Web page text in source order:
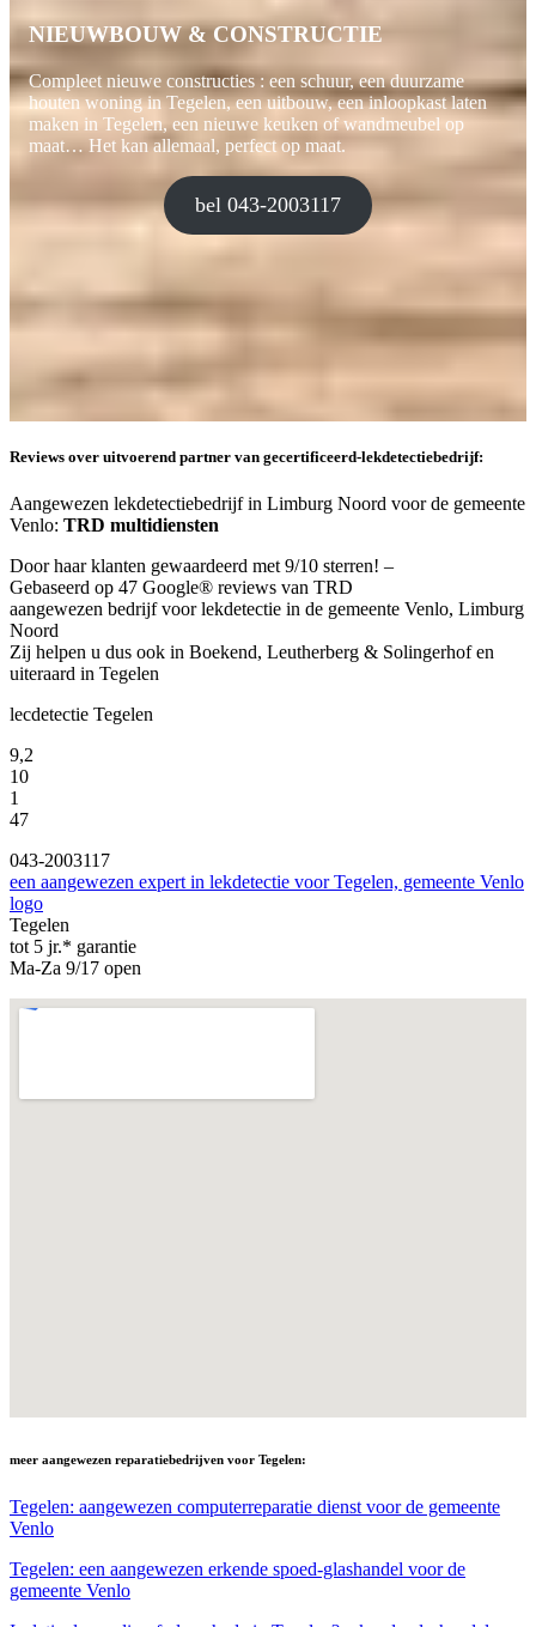
NIEUWBOUW & CONSTRUCTIE
Compleet nieuwe constructies : een schuur, een duurzame
houten woning in Tegelen, een uitbouw, een inloopkast laten
maken in Tegelen, een nieuwe keuken of wandmeubel op
maat… Het kan allemaal, perfect op maat.
bel 043-2003117
Reviews over uitvoerend partner van gecertificeerd-lekdetectiebedrijf:
Aangewezen lekdetectiebedrijf in Limburg Noord voor de gemeente
Venlo: TRD multidiensten
Door haar klanten gewaardeerd met 9/10 sterren! –
Gebaseerd op 47 Google® reviews van TRD
aangewezen bedrijf voor lekdetectie in de gemeente Venlo, Limburg
Noord
Zij helpen u dus ook in Boekend, Leutherberg & Solingerhof en
uiteraard in Tegelen
lecdetectie Tegelen
9,2
10
1
47
043-2003117
een aangewezen expert in lekdetectie voor Tegelen, gemeente Venlo
logo
Tegelen
tot 5 jr.* garantie
Ma-Za 9/17 open
meer aangewezen reparatiebedrijven voor Tegelen:
Tegelen: aangewezen computerreparatie dienst voor de gemeente
Venlo
Tegelen: een aangewezen erkende spoed-glashandel voor de
gemeente Venlo